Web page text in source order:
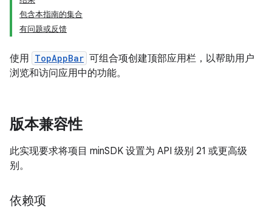
包含本指南的集合
有问题或反馈
使用 TopAppBar 可组合项创建顶部应用栏，以帮助用户
浏览和访问应用中的功能。
版本兼容性
此实现要求将项目 minSDK 设置为 API 级别 21 或更高级
别。
依赖项